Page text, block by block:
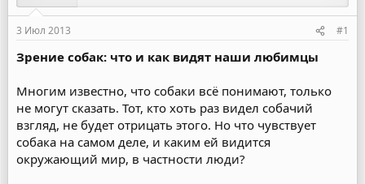
3 Июл 2013 #1
Зрение собак: что и как видят наши любимцы
Многим известно, что собаки всё понимают, только
не могут сказать. Тот, кто хоть раз видел собачий
взгляд, не будет отрицать этого. Но что чувствует
собака на самом деле, и каким ей видится
окружающий мир, в частности люди?